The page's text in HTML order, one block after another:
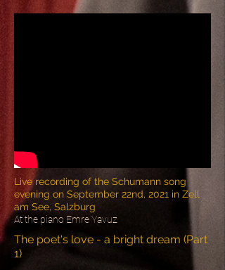
Live recording of the Schumann song
evening on September 22nd, 2021 in Zell
am See, Salzburg
At the piano Emre Yavuz
The poet's love - a bright dream (Part
1)